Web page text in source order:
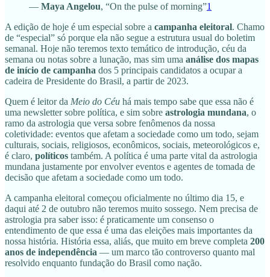
— Maya Angelou, “On the pulse of morning”1
A edição de hoje é um especial sobre a campanha eleitoral. Chamo
de “especial” só porque ela não segue a estrutura usual do boletim
semanal. Hoje não teremos texto temático de introdução, céu da
semana ou notas sobre a lunação, mas sim uma análise dos mapas
de início de campanha dos 5 principais candidatos a ocupar a
cadeira de Presidente do Brasil, a partir de 2023.
Quem é leitor da Meio do Céu há mais tempo sabe que essa não é
uma newsletter sobre política, e sim sobre astrologia mundana, o
ramo da astrologia que versa sobre fenômenos da nossa
coletividade: eventos que afetam a sociedade como um todo, sejam
culturais, sociais, religiosos, econômicos, sociais, meteorológicos e,
é claro, políticos também. A política é uma parte vital da astrologia
mundana justamente por envolver eventos e agentes de tomada de
decisão que afetam a sociedade como um todo.
A campanha eleitoral começou oficialmente no último dia 15, e
daqui até 2 de outubro não teremos muito sossego. Nem precisa de
astrologia pra saber isso: é praticamente um consenso o
entendimento de que essa é uma das eleições mais importantes da
nossa história. História essa, aliás, que muito em breve completa 200
anos de independência — um marco tão controverso quanto mal
resolvido enquanto fundação do Brasil como nação.